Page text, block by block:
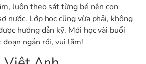
luôn theo sát từng bé nên con
nước. Lớp học cũng vừa phải, không
hướng dẫn kỹ. Mới học vài buổi
đoạn ngắn rồi, vui lắm!